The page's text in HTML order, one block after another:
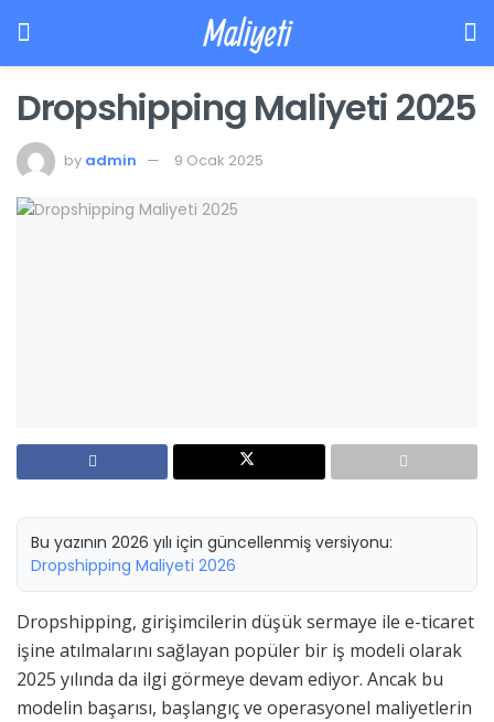
Maliyeti
Dropshipping Maliyeti 2025
by admin 9 Ocak 2025
Bu yazının 2026 yılı için güncellenmiş versiyonu:
Dropshipping Maliyeti 2026
Dropshipping, girişimcilerin düşük sermaye ile e-ticaret
işine atılmalarını sağlayan popüler bir iş modeli olarak
2025 yılında da ilgi görmeye devam ediyor. Ancak bu
modelin başarısı, başlangıç ve operasyonel maliyetlerin